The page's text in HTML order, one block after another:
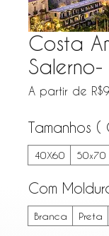
Costa
A partir de
Tamanhos (
40X60 50x70
Com
Branca Preta